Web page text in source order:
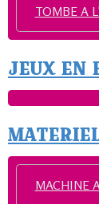
TOMBE A
JEUX EN
MACHINE